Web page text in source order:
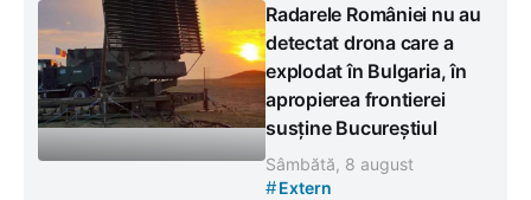
Radarele României nu au
detectat drona care a
explodat în Bulgaria, în
apropierea frontierei
susține Bucureștiul
Sâmbătă, 8 august
#Extern